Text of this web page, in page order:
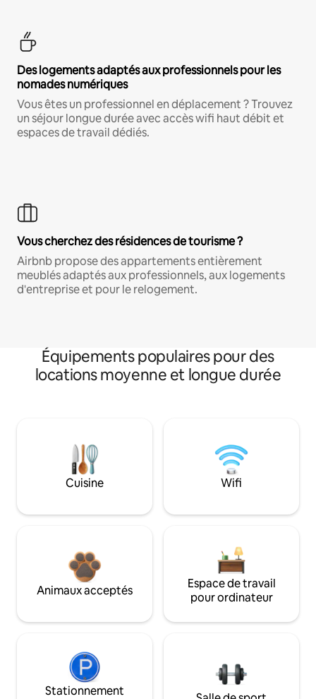
Des logements adaptés aux professionnels pour les
nomades numériques
Vous êtes un professionnel en déplacement ? Trouvez
un séjour longue durée avec accès wifi haut débit et
espaces de travail dédiés.
Vous cherchez des résidences de tourisme ?
Airbnb propose des appartements entièrement
meublés adaptés aux professionnels, aux logements
d'entreprise et pour le relogement.
Équipements populaires pour des
locations moyenne et longue durée
Cuisine Wifi
Animaux acceptés
Espace de travail
pour ordinateur
Stationnement